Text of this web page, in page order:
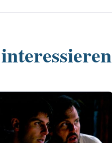
interessieren